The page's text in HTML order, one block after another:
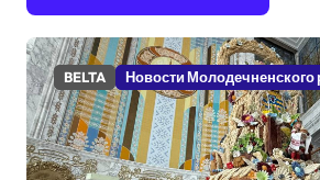
а
ц
и
BELTA Новости Молодечненского